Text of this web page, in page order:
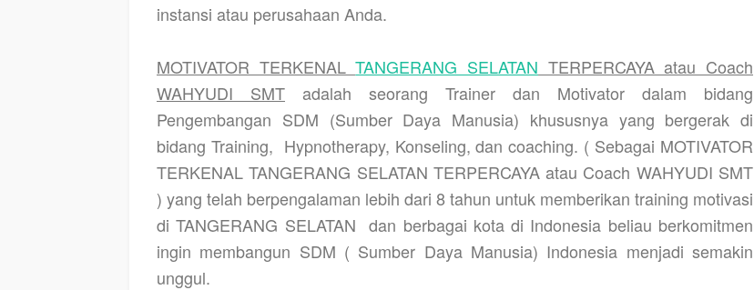
instansi atau perusahaan Anda.
MOTIVATOR TERKENALTANGERANG SELATAN TERPERCAYA atau Coach
WAHYUDI SMT adalah seorang Trainer dan Motivator dalam bidang
Pengembangan SDM (Sumber Daya Manusia) khususnya yang bergerak di
bidang Training, Hypnotherapy, Konseling, dan coaching. ( Sebagai MOTIVATOR
TERKENAL TANGERANG SELATAN TERPERCAYA atau Coach WAHYUDI SMT
) yang telah berpengalaman lebih dari 8 tahun untuk memberikan training motivasi
di TANGERANG SELATAN dan berbagai kota di Indonesia beliau berkomitmen
ingin membangun SDM ( Sumber Daya Manusia) Indonesia menjadi semakin
unggul.